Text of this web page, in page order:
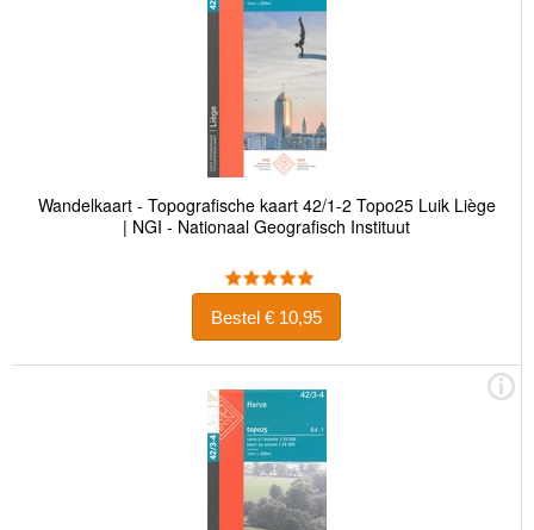
Wandelkaart - Topografische kaart 42/1-2 Topo25 Luik Liège
| NGI - Nationaal Geografisch Instituut
Bestel € 10,95